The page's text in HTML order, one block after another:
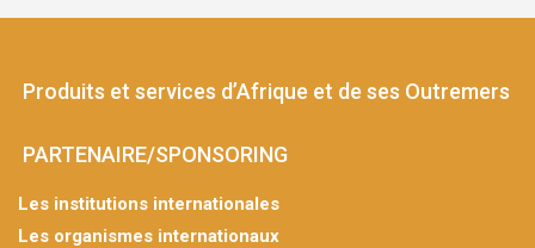
Produits et services d’Afrique et de ses Outremers
PARTENAIRE/SPONSORING
Les institutions internationales
Les organismes internationaux